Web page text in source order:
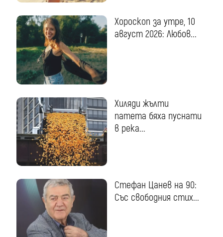
Хороскоп за утре, 10
август 2026: Любов...
Хиляди жълти
патета бяха пуснати
в река...
Стефан Цанев на 90:
Със свободния стих...